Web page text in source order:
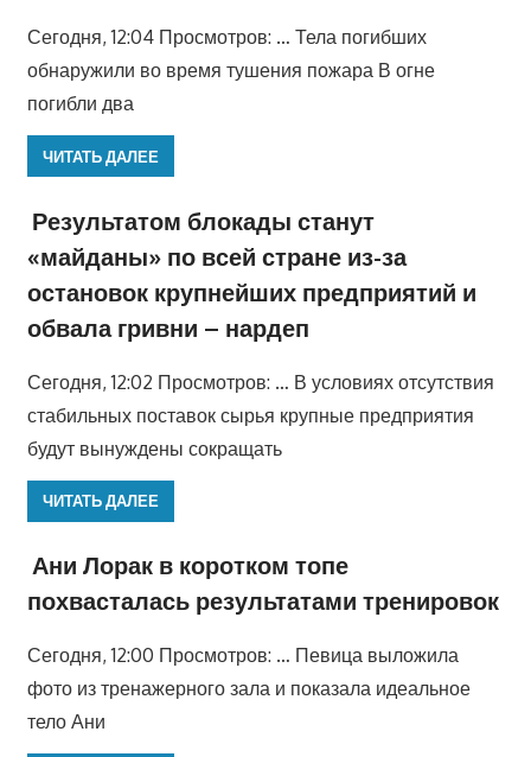
Сегодня, 12:04 Просмотров: … Тела погибших
обнаружили во время тушения пожара В огне
погибли два
ЧИТАТЬ ДАЛЕЕ
Результатом блокады станут
«майданы» по всей стране из-за
остановок крупнейших предприятий и
обвала гривни – нардеп
Сегодня, 12:02 Просмотров: … В условиях отсутствия
стабильных поставок сырья крупные предприятия
будут вынуждены сокращать
ЧИТАТЬ ДАЛЕЕ
Ани Лорак в коротком топе
похвасталась результатами тренировок
Сегодня, 12:00 Просмотров: … Певица выложила
фото из тренажерного зала и показала идеальное
тело Ани